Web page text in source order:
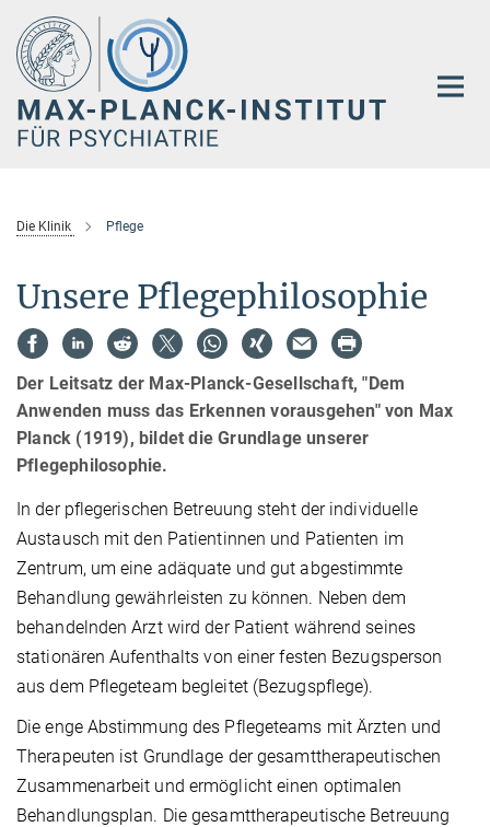
Hauptinhalt
Die Klinik Pflege
Unsere Pflegephilosophie
Der Leitsatz der Max-Planck-Gesellschaft, "Dem
Anwenden muss das Erkennen vorausgehen" von Max
Planck (1919), bildet die Grundlage unserer
Pflegephilosophie.
In der pflegerischen Betreuung steht der individuelle
Austausch mit den Patientinnen und Patienten im
Zentrum, um eine adäquate und gut abgestimmte
Behandlung gewährleisten zu können. Neben dem
behandelnden Arzt wird der Patient während seines
stationären Aufenthalts von einer festen Bezugsperson
aus dem Pflegeteam begleitet (Bezugspflege).
Die enge Abstimmung des Pflegeteams mit Ärzten und
Therapeuten ist Grundlage der gesamttherapeutischen
Zusammenarbeit und ermöglicht einen optimalen
Behandlungsplan. Die gesamttherapeutische Betreuung